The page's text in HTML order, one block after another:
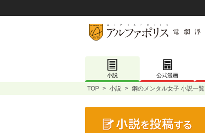
小説 公式漫画
TOP > 小説 > 鋼のメンタル女子 小説一覧